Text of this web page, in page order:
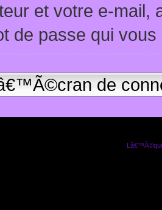
et votre e-mail,
de passe qui
de